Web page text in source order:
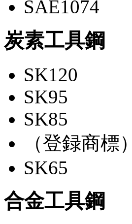
SAE1074
炭素工具鋼
SK120
SK95
SK85
（登録商標
SK65
合金工具鋼